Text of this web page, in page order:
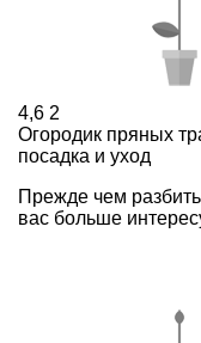
4,6 2
Огородик пряных
посадка и уход
Прежде чем
вас больше